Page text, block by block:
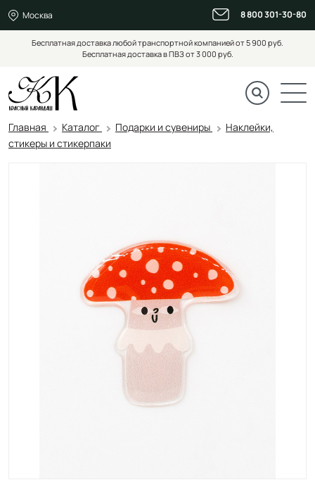
Москва 8 800 301-30-80
Бесплатная доставка любой транспортной компанией от 5 900 руб.
Бесплатная доставка в ПВЗ от 3 000 руб.
Главная Каталог Подарки и сувениры
Наклейки,
стикеры и стикерпаки